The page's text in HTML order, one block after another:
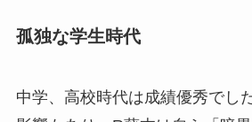
孤独な学生時代
中学、高校時代は成績優秀でし